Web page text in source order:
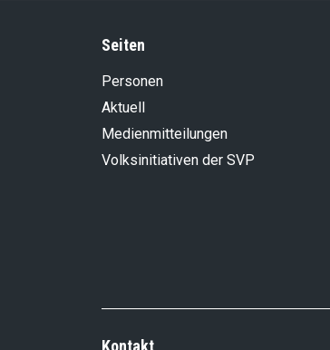
Seiten
Personen
Aktuell
Medienmitteilungen
Volksinitiativen der SVP